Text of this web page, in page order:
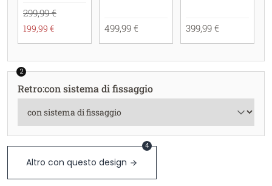
299,99 €
199,99 € 499,99 € 399,99 €
2
Retro:con sistema di fissaggio
Altro con questo design
4